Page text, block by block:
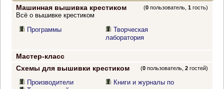
Машинная вышивка крестиком (0 пользователь,1 гость)
Всё о вышивке крестиком
Программы
Творческая
лаборатория
Мастер-класс
Схемы для вышивки крестиком
(0 пользователь,2 гостей)
Производители
Книги и журналы по